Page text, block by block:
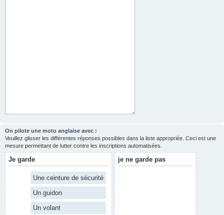
On pilote une moto anglaise avec :
Veuillez glisser les différentes réponses possibles dans la liste appropriée. Ceci est une
mesure permettant de lutter contre les inscriptions automatisées.
Je garde
Une ceinture de sécurité
Un guidon
Un volant
je ne garde pas